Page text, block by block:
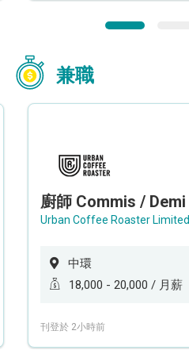
兼職
Urban Coffee Roaster Limited
中環
18,000 - 20,000 / 月薪
刊登於 2小時前